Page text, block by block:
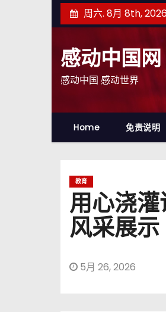
至
周六. 8月 8th,
感动中国网
感动中国 感动世界
Home 免责说明
教育
用心浇
风采展示
5月 26, 2026